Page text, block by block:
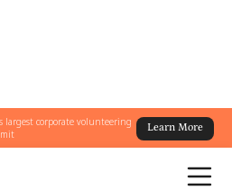
largest corporate volunteering
Learn More